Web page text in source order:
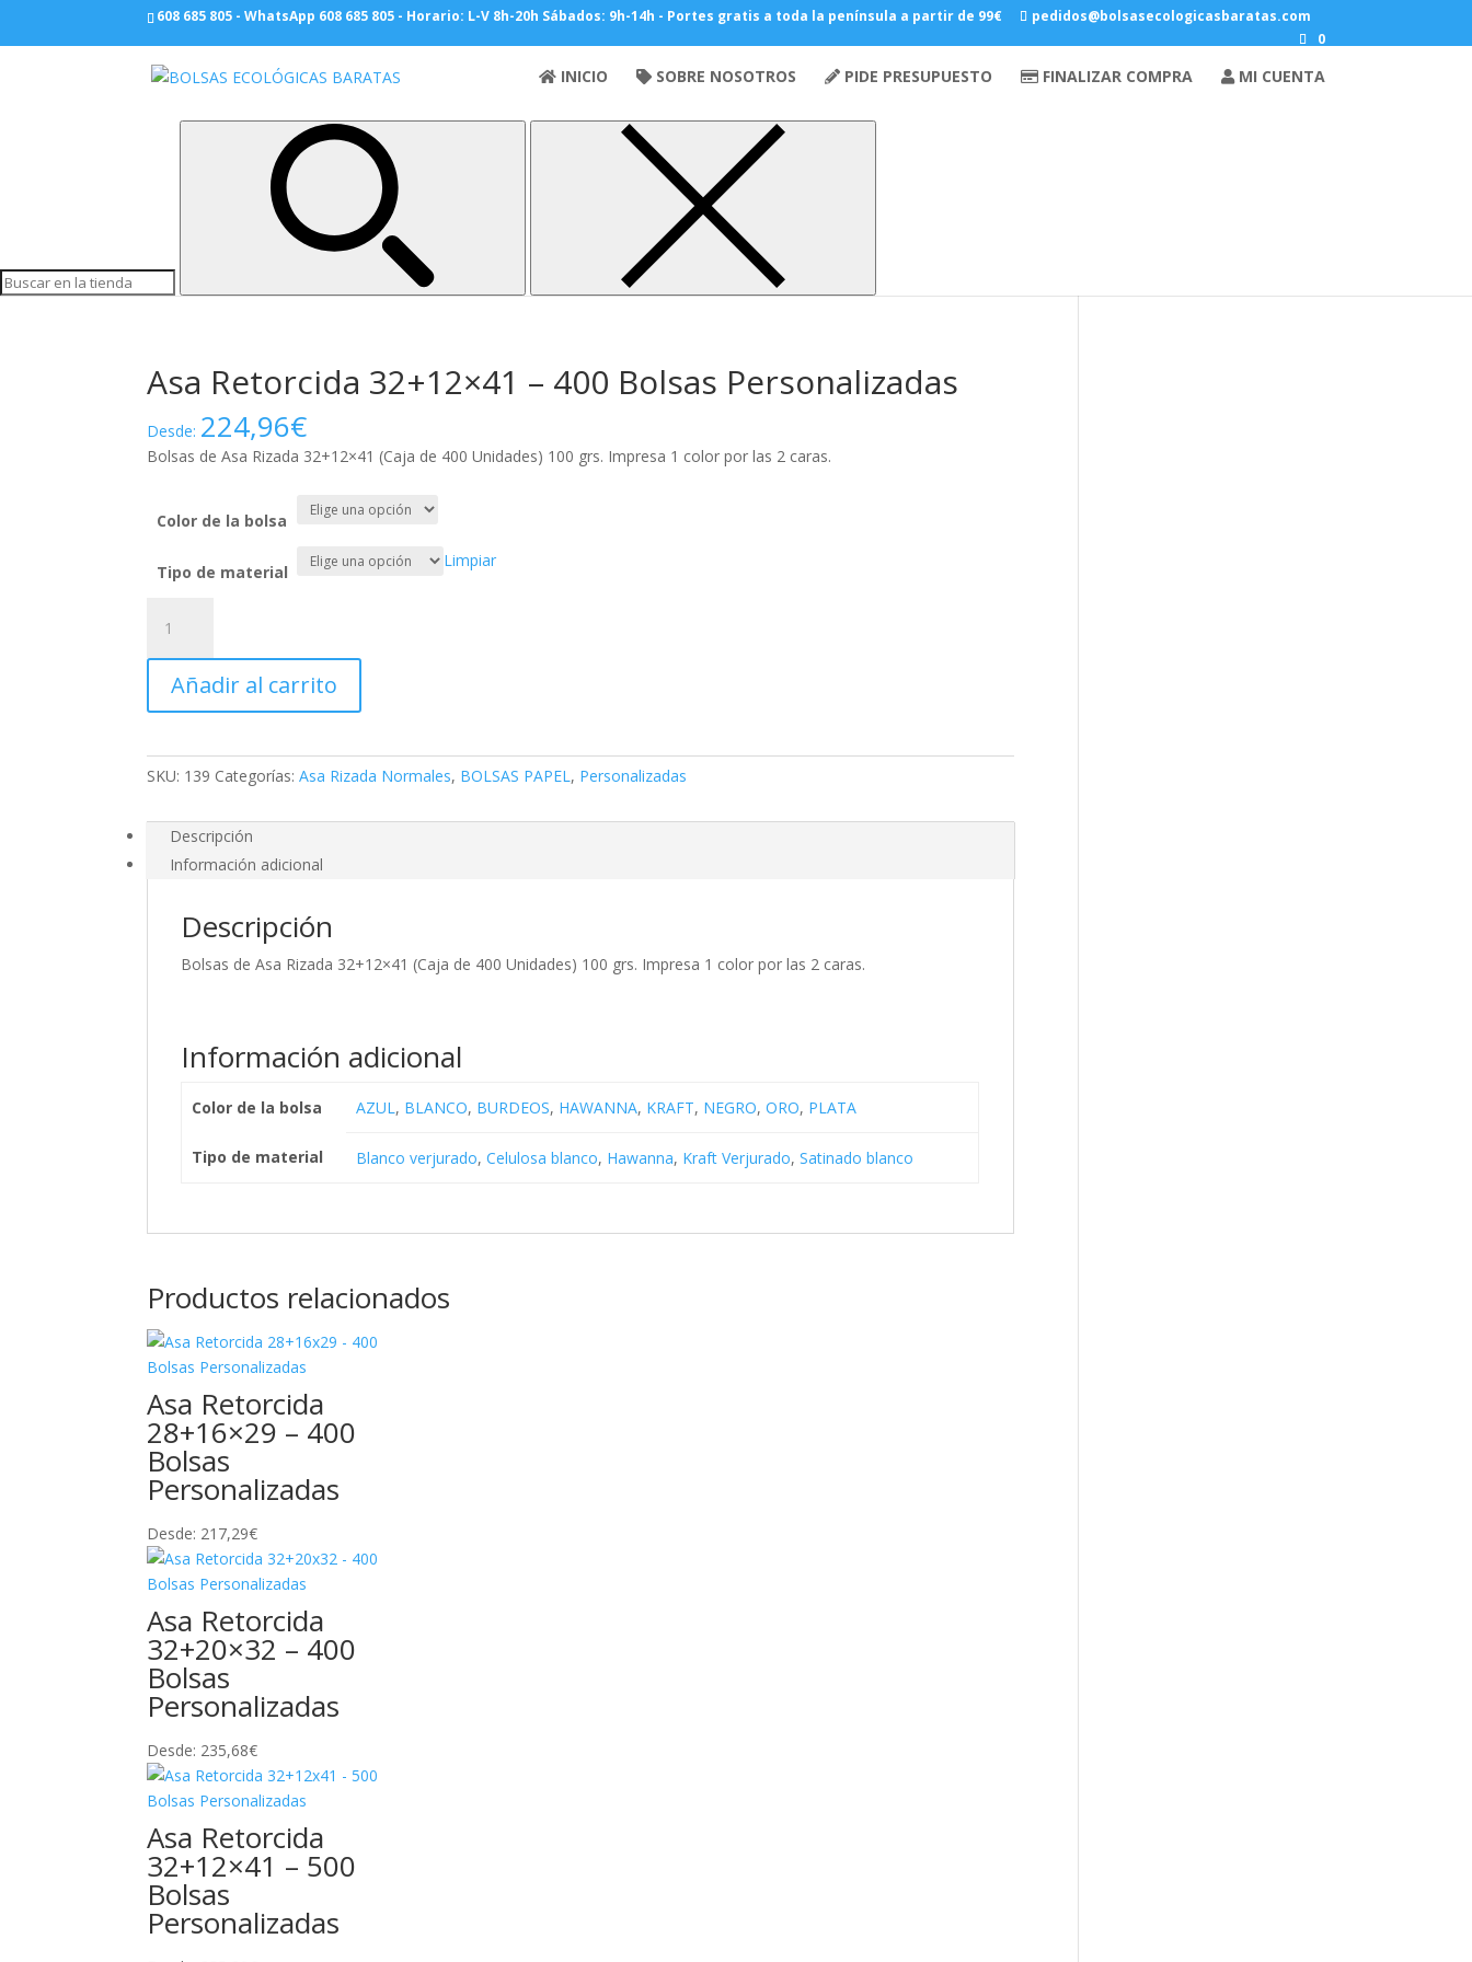
608 685 805 - WhatsApp 608 685 805 - Horario: L-V 8h-20h Sábados: 9h-14h - Portes gratis a toda la península a partir de 99€
pedidos@bolsasecologicasbaratas.com
0
INICIO SOBRE NOSOTROS PIDE PRESUPUESTO FINALIZAR COMPRA MI CUENTA
Inicio/ BOLSAS PAPEL/Asa Rizada Normales Personalizadas/ Asa Retorcida 32+12×41 – 400 Bolsas Personalizadas
Asa Retorcida 32+12×41 – 400 Bolsas Personalizadas
Desde: 224,96€
Bolsas de Asa Rizada 32+12×41 (Caja de 400 Unidades) 100 grs. Impresa 1 color por las 2 caras.
Color de la bolsa
Tipo de material
Limpiar
Retorcida
32+12x41
400
Personalizadas
cantidad
Añadir al carrito
SKU: 139 Categorías:Asa Rizada Normales, BOLSAS PAPEL, Personalizadas
Descripción
Información adicional
Descripción
Bolsas de Asa Rizada 32+12×41 (Caja de 400 Unidades) 100 grs. Impresa 1 color por las 2 caras.
Información adicional
Color de la bolsa AZUL, BLANCO, BURDEOS, HAWANNA, KRAFT, NEGRO, ORO, PLATA
Tipo de material Blanco verjurado, Celulosa blanco, Hawanna, Kraft Verjurado, Satinado blanco
Productos relacionados
Asa Retorcida
28+16×29 – 400
Bolsas
Personalizadas
Desde: 217,29€
Asa Retorcida
32+20×32 – 400
Bolsas
Personalizadas
Desde: 235,68€
Asa Retorcida
32+12×41 – 500
Bolsas
Personalizadas
Carrito